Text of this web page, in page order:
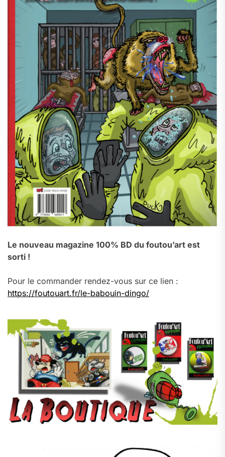
Le nouveau magazine 100% BD du foutou’art est
sorti !
Pour le commander rendez-vous sur ce lien :
https://foutouart.fr/le-babouin-dingo/